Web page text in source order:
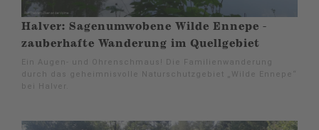
Halver: Sagenumwobene Wilde Ennepe -
zauberhafte Wanderung im Quellgebiet
Ein Augen- und Ohrenschmaus! Die Familienwanderung
durch das geheimnisvolle Naturschutzgebiet „Wilde Ennepe“
bei Halver.